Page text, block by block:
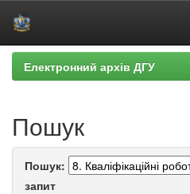
Skip
navigation
Електронний архів ДГУ
Пошук
Пошук:
запит